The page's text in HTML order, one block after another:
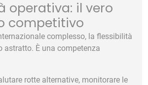
operativa: il vero
competitivo
complesso, la flessibilità
astratto. È una competenza
rotte alternative, monitorare le